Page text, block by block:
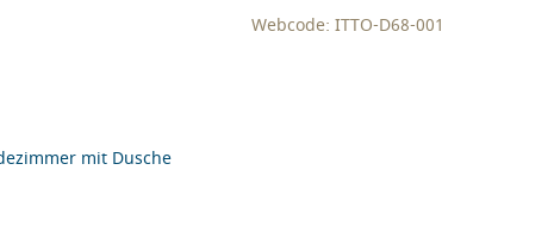
Webcode: ITTO-D68-001
mit Dusche